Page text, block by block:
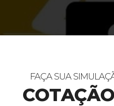
FAÇA SUA